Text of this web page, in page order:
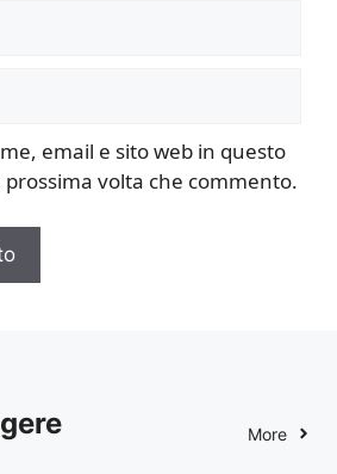
email e sito web in questo
volta che commento.
More